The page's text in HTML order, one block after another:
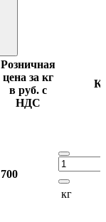
Розничная
цена за кг
в руб. с
НДС
700
кг